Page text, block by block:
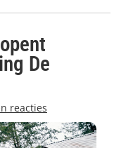
De
reacties